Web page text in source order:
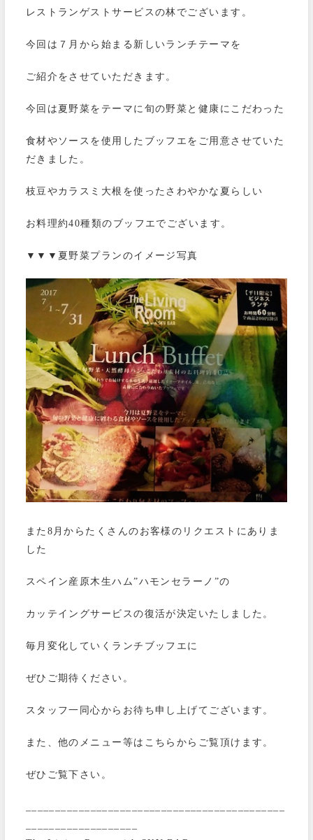
レストランゲストサービスの林でございます。
今回は７月から始まる新しいランチテーマを
ご紹介をさせていただきます。
今回は夏野菜をテーマに旬の野菜と健康にこだわった
食材やソースを使用したブッフエをご用意させていた
だきました。
枝豆やカラスミ大根を使ったさわやかな夏らしい
お料理約40種類のブッフエでございます。
▼▼▼夏野菜プランのイメージ写真
また8月からたくさんのお客様のリクエストにありま
した
スペイン産原木生ハム”ハモンセラーノ”の
カッテイングサービスの復活が決定いたしました。
毎月変化していくランチブッフエに
ぜひご期待ください。
スタッフ一同心からお待ち申し上げてございます。
また、他のメニュー等はこちらからご覧頂けます。
ぜひご覧下さい。